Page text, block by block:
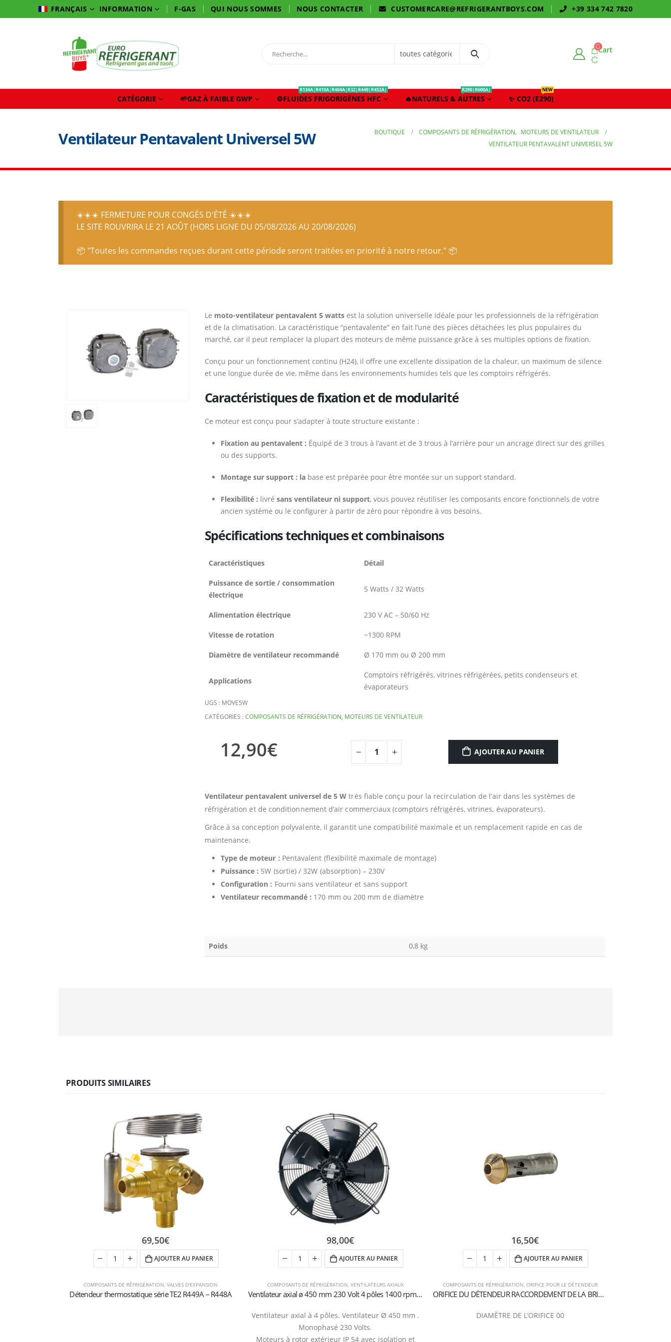
FRANÇAIS INFORMATION F-GAS QUI NOUS SOMMES NOUS CONTACTER CUSTOMERCARE@REFRIGERANTBOYS.COM +39 334 742 7820
Cart
CATÉGORIE 🌱GAZ À FAIBLE GWP ⚙️FLUIDES FRIGORIGÈNES HFC
R134A|R410A|R404A|R32|R449|R452A|
🔥NATURELS & AUTRES
R290|R600A|
✨ CO2 (E290)
NEW
Ventilateur Pentavalent Universel 5W BOUTIQUE COMPOSANTS DE RÉFRIGÉRATION, MOTEURS DE VENTILATEUR
VENTILATEUR PENTAVALENT UNIVERSEL 5W
☀️☀️☀️ FERMETURE POUR CONGÉS D'ÉTÉ ☀️☀️☀️
LE SITE ROUVRIRA LE 21 AOÛT (HORS LIGNE DU 05/08/2026 AU 20/08/2026)
📦 "Toutes les commandes reçues durant cette période seront traitées en priorité à notre retour." 📦
Le moto-ventilateur pentavalent 5 wattsest la solution universelle idéale pour les professionnels de la réfrigération
et de la climatisation. La caractéristique “pentavalente” en fait l’une des pièces détachées les plus populaires du
marché, car il peut remplacer la plupart des moteurs de même puissance grâce à ses multiples options de fixation.
Conçu pour un fonctionnement continu (H24), il offre une excellente dissipation de la chaleur, un maximum de silence
et une longue durée de vie, même dans les environnements humides tels que les comptoirs réfrigérés.
Caractéristiques de fixation et de modularité
Ce moteur est conçu pour s’adapter à toute structure existante :
Fixation au pentavalent : Équipé de 3 trous à l’avant et de 3 trous à l’arrière pour un ancrage direct sur des grilles
ou des supports.
Montage sur support : labase est préparée pour être montée sur un support standard.
Flexibilité : livré sans ventilateur ni support, vous pouvez réutiliser les composants encore fonctionnels de votre
ancien système ou le configurer à partir de zéro pour répondre à vos besoins.
Spécifications techniques et combinaisons
Caractéristiques Détail
Puissance de sortie / consommation
électrique
5 Watts / 32 Watts
Alimentation électrique 230 V AC – 50/60 Hz
Vitesse de rotation ~1300 RPM
Diamètre de ventilateur recommandé Ø 170 mm ou Ø 200 mm
Applications
Comptoirs réfrigérés, vitrines réfrigérées, petits condenseurs et
évaporateurs
UGS : MOVE5W
CATÉGORIES :COMPOSANTS DE RÉFRIGÉRATION, MOTEURS DE VENTILATEUR
12,90€ AJOUTER AU PANIER
Ventilateur pentavalent universel de 5 W très fiable conçu pour la recirculation de l’air dans les systèmes de
réfrigération et de conditionnement d’air commerciaux (comptoirs réfrigérés, vitrines, évaporateurs).
Grâce à sa conception polyvalente, il garantit une compatibilité maximale et un remplacement rapide en cas de
maintenance.
Type de moteur : Pentavalent (flexibilité maximale de montage)
Puissance : 5W (sortie) / 32W (absorption) – 230V
Configuration : Fourni sans ventilateur et sans support
Ventilateur recommandé : 170 mm ou 200 mm de diamètre
Poids 0,8 kg
PRODUITS SIMILAIRES
COMPOSANTS DE RÉFRIGÉRATION ,VALVES D'EXPANSION
Détendeur thermostatique série TE2 R449A – R448A
69,50€
AJOUTER AU PANIER
COMPOSANTS DE RÉFRIGÉRATION VENTILATEURS AXIAUX
Ventilateur axial ø 450 mm 230 Volt 4 pôles 1400 rpm aspiration
Ventilateur axial à 4 pôles. Ventilateur Ø 450 mm .
Monophasé 230 Volts.
Moteurs à rotor extérieur IP 54 avec isolation et
98,00€
AJOUTER AU PANIER
COMPOSANTS DE RÉFRIGÉRATION ORIFICE POUR LE DÉTENDEUR
ORIFICE DU DÉTENDEUR RACCORDEMENT DE LA BRIDE 00
DIAMÈTRE DE L’ORIFICE 00
16,50€
AJOUTER AU PANIER